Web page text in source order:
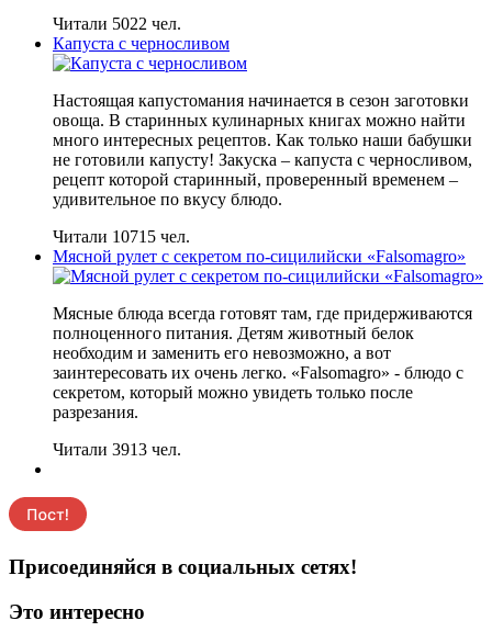
Читали 5022 чел.
Капуста с черносливом
Настоящая капустомания начинается в сезон заготовки
овоща. В старинных кулинарных книгах можно найти
много интересных рецептов. Как только наши бабушки
не готовили капусту! Закуска – капуста с черносливом,
рецепт которой старинный, проверенный временем –
удивительное по вкусу блюдо.
Читали 10715 чел.
Мясной рулет с секретом по-сицилийски «Falsomagro»
Мясные блюда всегда готовят там, где придерживаются
полноценного питания. Детям животный белок
необходим и заменить его невозможно, а вот
заинтересовать их очень легко. «Falsomagro» - блюдо с
секретом, который можно увидеть только после
разрезания.
Читали 3913 чел.
Присоединяйся в социальных сетях!
Это интересно